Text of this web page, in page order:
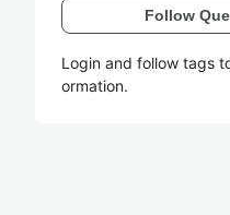
Follow
Login and follow tags
ormation.